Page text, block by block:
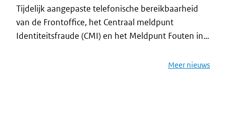
worden met het Migratiepact drie nieuwe
verblijfstitels geïntroduceerd die die gevolgen
hebben voor het reisdocumentenstelsel .
Tijdelijk aangepaste telefonische bereikbaarheid
van de Frontoffice, het Centraal meldpunt
Identiteitsfraude (CMI) en het Meldpunt Fouten in
Meer nieuws